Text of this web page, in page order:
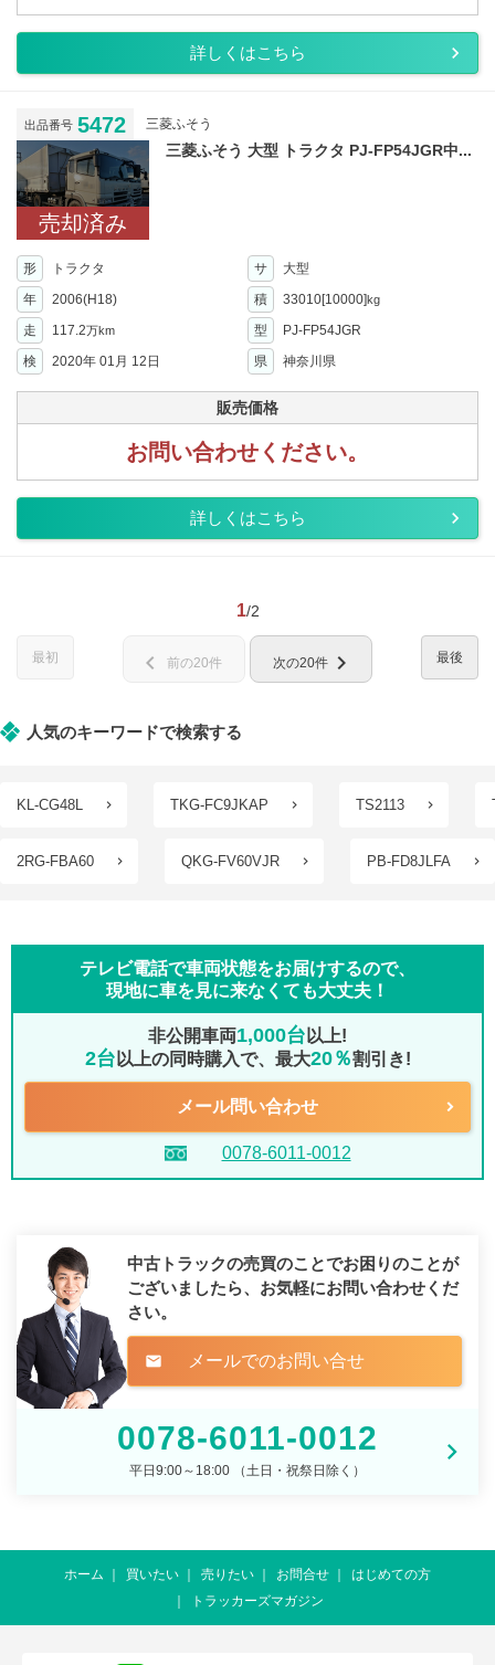
詳しくはこちら
出品番号 5472 三菱ふそう
売却済み
三菱ふそう 大型 トラクタ PJ-FP54JGR中...
形 トラクタ サ
大型
年
2006(H18) 積 33010[10000]kg
走 117.2万km 型
PJ-FP54JGR
検
2020年 01月 12日 県 神奈川県
販売価格
お問い合わせください。
詳しくはこちら
1/2
最初 最後
chevron_left 前の20件 次の20件 chevron_right
人気のキーワードで検索する
KL-CG48L TKG-FC9JKAP TS2113
2RG-FBA60 QKG-FV60VJR PB-FD8JLFA
テレビ電話で車両状態をお届けするので、
現地に車を見に来なくても大丈夫！
非公開車両1,000台 以上!
2台 以上の同時購入で、最大20％割引き!
メール問い合わせ
0078-6011-0012
中古トラックの売買のことでお困りのことが
ございましたら、 お気軽にお問い合わせくだ
さい。
mail メールでのお問い合せ
0078-6011-0012
平日9:00～18:00 （土日・祝祭日除く）
ホーム 買いたい 売りたい お問合せ
はじめての方
トラッカーズマガジン